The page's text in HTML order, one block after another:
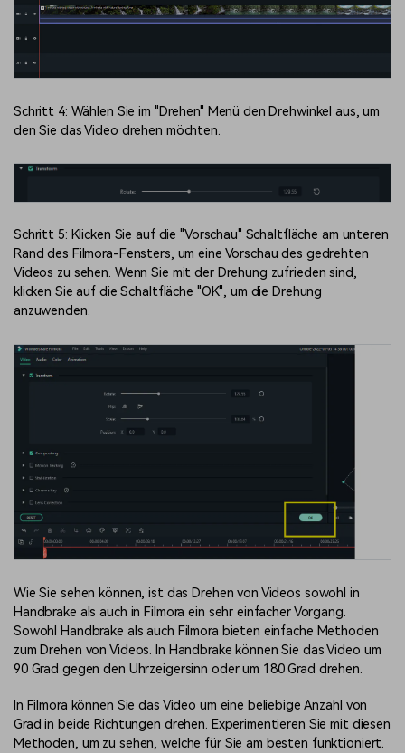
Schritt 4: Wählen Sie im "Drehen" Menü den Drehwinkel aus, um
den Sie das Video drehen möchten.
Schritt 5: Klicken Sie auf die "Vorschau" Schaltfläche am unteren
Rand des Filmora-Fensters, um eine Vorschau des gedrehten
Videos zu sehen. Wenn Sie mit der Drehung zufrieden sind,
klicken Sie auf die Schaltfläche "OK", um die Drehung
anzuwenden.
Wie Sie sehen können, ist das Drehen von Videos sowohl in
Handbrake als auch in Filmora ein sehr einfacher Vorgang.
Sowohl Handbrake als auch Filmora bieten einfache Methoden
zum Drehen von Videos. In Handbrake können Sie das Video um
90 Grad gegen den Uhrzeigersinn oder um 180 Grad drehen.
In Filmora können Sie das Video um eine beliebige Anzahl von
Grad in beide Richtungen drehen. Experimentieren Sie mit diesen
Methoden, um zu sehen, welche für Sie am besten funktioniert.